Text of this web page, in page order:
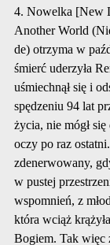
4. Nowelka [New
Another World
de) otrzyma w
śmierć uderzyła
uśmiechnął się i
spędzeniu 94 lat
życia, nie mógł
oczy po raz
zdenerwowany,
w pustej
wspomnień, z
która wciąż
Bogiem. Tak więc